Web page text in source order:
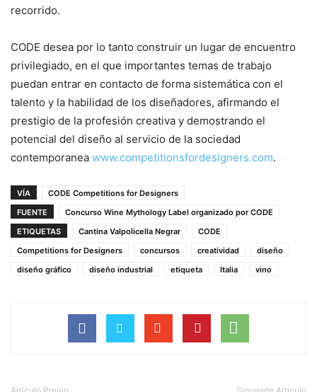
recorrido.
CODE desea por lo tanto construir un lugar de encuentro
privilegiado, en el que importantes temas de trabajo
puedan entrar en contacto de forma sistemática con el
talento y la habilidad de los diseñadores, afirmando el
prestigio de la profesión creativa y demostrando el
potencial del diseño al servicio de la sociedad
contemporanea www.competitionsfordesigners.com.
VÍA
CODE Competitions for Designers
FUENTE
Concurso Wine Mythology Label organizado por CODE
ETIQUETAS
Cantina Valpolicella Negrar
CODE
Competitions for Designers
concursos creatividad
diseño
diseño gráfico
diseño industrial etiqueta Italia vino